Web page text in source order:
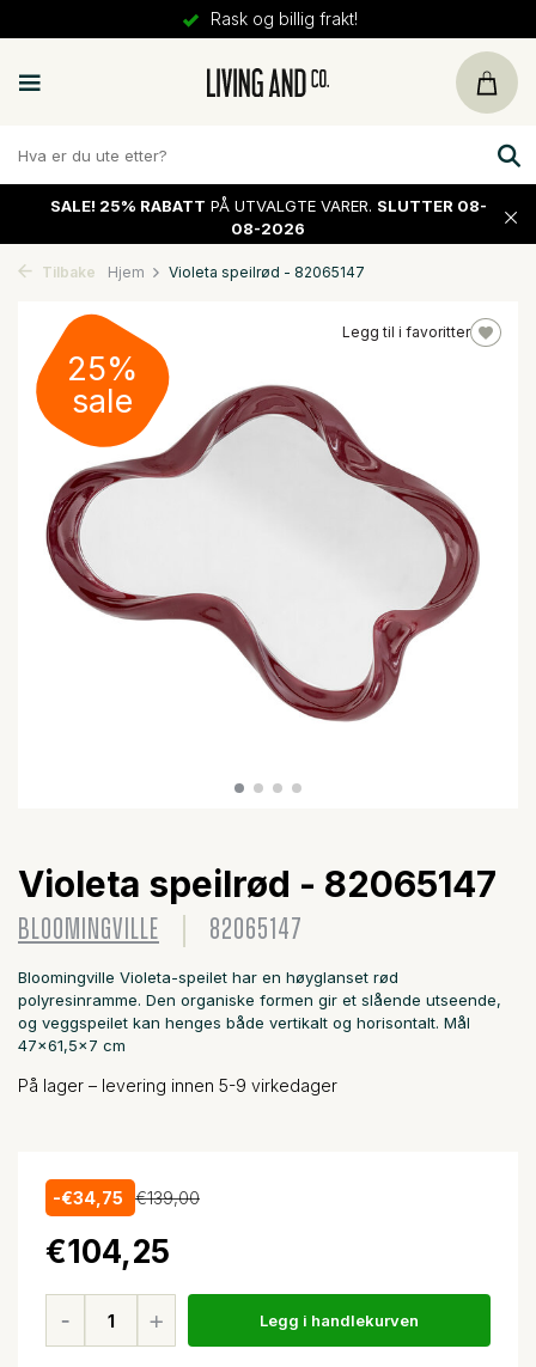
Rask og billig frakt!
SALE! 25% RABATT PÅ UTVALGTE VARER. SLUTTER 08-
08-2026
Tilbake Hjem Violeta speilrød - 82065147
Legg til i favoritter
25%
sale
Violeta speilrød - 82065147
BLOOMINGVILLE 82065147
Bloomingville Violeta-speilet har en høyglanset rød
polyresinramme. Den organiske formen gir et slående utseende,
og veggspeilet kan henges både vertikalt og horisontalt. Mål
47x61,5x7 cm
På lager – levering innen 5-9 virkedager
-€34,75 €139,00
€104,25
Legg i handlekurven